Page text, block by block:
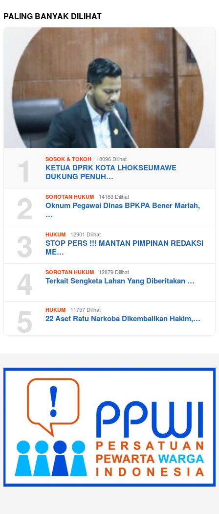
PALING BANYAK DILIHAT
1 SOSOK & TOKOH 18096 Dilihat
KETUA DPRK KOTA LHOKSEUMAWE
DUKUNG PENUH…
2 SOROTAN HUKUM 14163 Dilihat
Oknum Pegawai Dinas BPKPA Bener Mariah,
…
3 HUKUM 12901 Dilihat
STOP PERS !!! MANTAN PIMPINAN REDAKSI
ME…
4 SOROTAN HUKUM 12879 Dilihat
Terkait Sengketa Lahan Yang Diberitakan …
5 HUKUM 11757 Dilihat
22 Aset Ratu Narkoba Dikembalikan Hakim,…